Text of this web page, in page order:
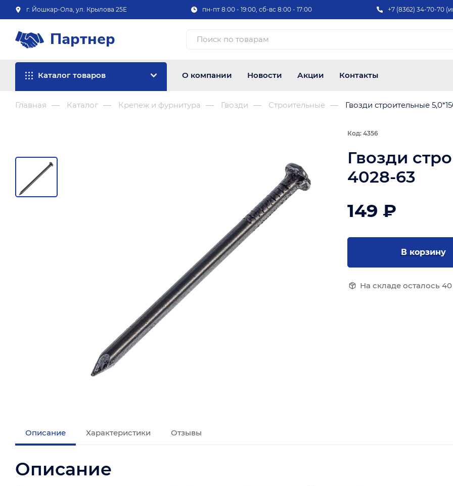
г. Йошкар-Ола, ул. Крылова 25Е пн-пт 8:00 - 19:00, сб-вс 8:00 - 17:00 +7 (8362) 34-70-70
Партнер
Каталог товаров О компании Новости Акции Контакты
Главная Каталог Крепеж и фурнитура Гвозди Строительные Гвозди строительные
Код: 4356
Гвозди
4028-63
149 ₽
В корзину
На складе осталось 40
Описание Характеристики Отзывы
Описание